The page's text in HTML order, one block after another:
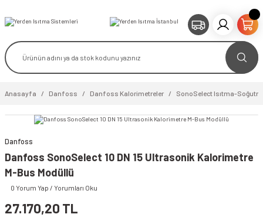
Anasayfa Danfoss Danfoss Kalorimetreler SonoSelect Isıtma-
Danfoss
Danfoss SonoSelect 10 DN 15 Ultrasonik Kalorimetre
M-Bus Modüllü
0 Yorum Yap / Yorumları Oku
27.170,20 TL